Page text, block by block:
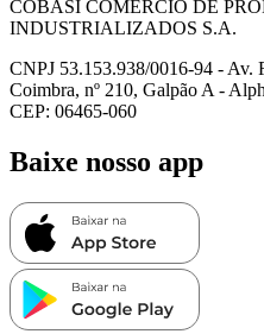
COBASI COMÉRCIO DE
INDUSTRIALIZADOS S.A.
CNPJ 53.153.938/0016-94 - Av.
Coimbra, nº 210, Galpão A -
CEP: 06465-060
Baixe nosso app